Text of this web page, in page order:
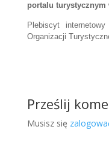
portalu turystycznym
Plebiscyt
Organizacji
Prześlij
Musisz się